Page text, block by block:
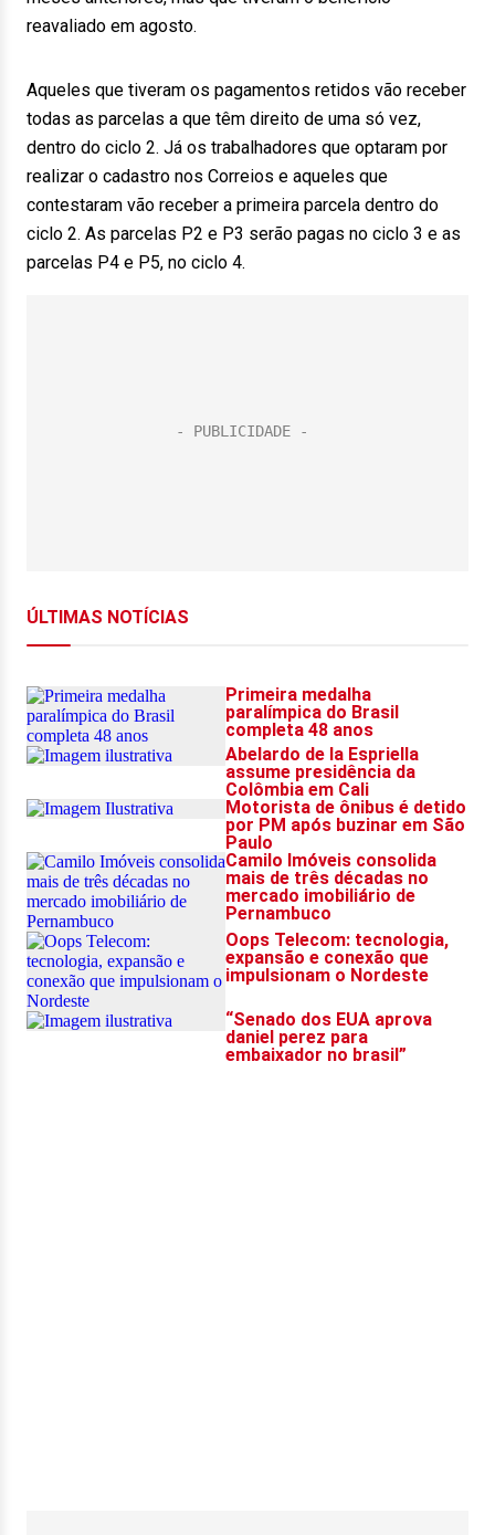
reavaliado em agosto.
Aqueles que tiveram os pagamentos retidos vão receber
todas as parcelas a que têm direito de uma só vez,
dentro do ciclo 2. Já os trabalhadores que optaram por
realizar o cadastro nos Correios e aqueles que
contestaram vão receber a primeira parcela dentro do
ciclo 2. As parcelas P2 e P3 serão pagas no ciclo 3 e as
parcelas P4 e P5, no ciclo 4.